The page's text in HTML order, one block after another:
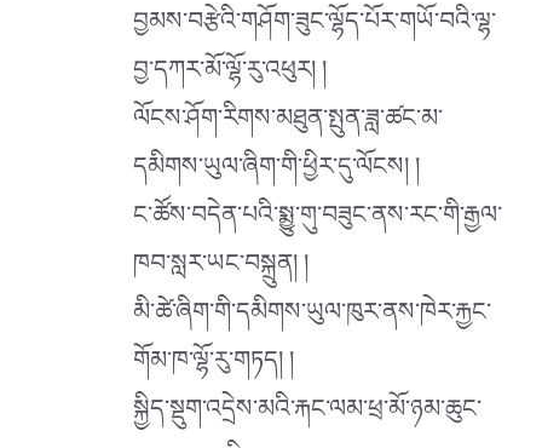
བྱམས་བརྩེའི་གཤོག་ཟུང་ལྷོད་པོར་གཡོ་བའི་ལྷ་
བྱ་དཀར་མོ་ལྷོ་རུ་འཕུར། །
ལོངས་ཤོག་རིགས་མཐུན་སྤུན་ཟླ་ཚང་མ་
དམིགས་ཡུལ་ཞིག་གི་ཕྱིར་དུ་ལོངས། །
ང་ཚོས་བདེན་པའི་སྨྱུ་གུ་བཟུང་ནས་རང་གི་རྒྱལ་
ཁབ་སླར་ཡང་བསྐྲུན། །
མི་ཚེ་ཞིག་གི་དམིགས་ཡུལ་ཁུར་ནས་ཁེར་རྐྱང་
གོམ་ཁ་ལྷོ་རུ་གཏད། །
སྐྱིད་སྡུག་འདྲེས་མའི་རྐང་ལམ་ཕྲ་མོ་ཉམ་ཆུང་